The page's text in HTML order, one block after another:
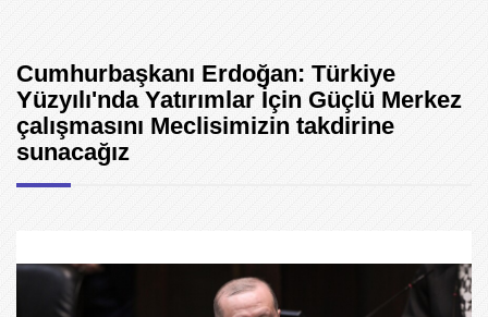
Cumhurbaşkanı Erdoğan: Türkiye
Yüzyılı'nda Yatırımlar İçin Güçlü Merkez
çalışmasını Meclisimizin takdirine
sunacağız